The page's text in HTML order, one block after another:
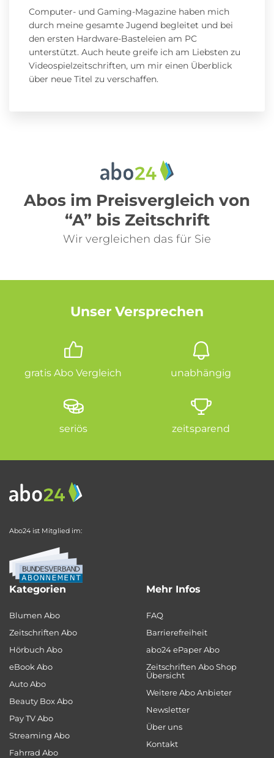
Computer- und Gaming-Magazine haben mich
durch meine gesamte Jugend begleitet und bei
den ersten Hardware-Basteleien am PC
unterstützt. Auch heute greife ich am Liebsten zu
Videospielzeitschriften, um mir einen Überblick
über neue Titel zu verschaffen.
Abos im Preisvergleich von
“A” bis Zeitschrift
Wir vergleichen das für Sie
Unser Versprechen
gratis Abo Vergleich unabhängig
seriös zeitsparend
Abo24 ist Mitglied im:
Kategorien
Blumen Abo
Zeitschriften Abo
Hörbuch Abo
eBook Abo
Auto Abo
Beauty Box Abo
Pay TV Abo
Streaming Abo
Fahrrad Abo
Mehr Infos
FAQ
Barrierefreiheit
abo24 ePaper Abo
Zeitschriften Abo Shop
Übersicht
Weitere Abo Anbieter
Newsletter
Über uns
Kontakt